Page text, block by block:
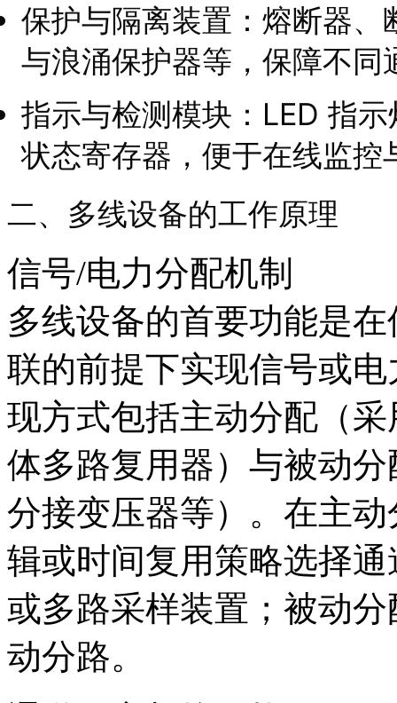
保护与隔离装置：熔断器
与浪涌保护器等，保障不
指示与检测模块：LED 指
状态寄存器，便于在线监控
二、多线设备的工作原理
信号/电力分配机制
多线设备的首要功能是
联的前提下实现信号或
现方式包括主动分配（
体多路复用器）与被动
分接变压器等）。在主
辑或时间复用策略选择
或多路采样装置；被动
动分路。